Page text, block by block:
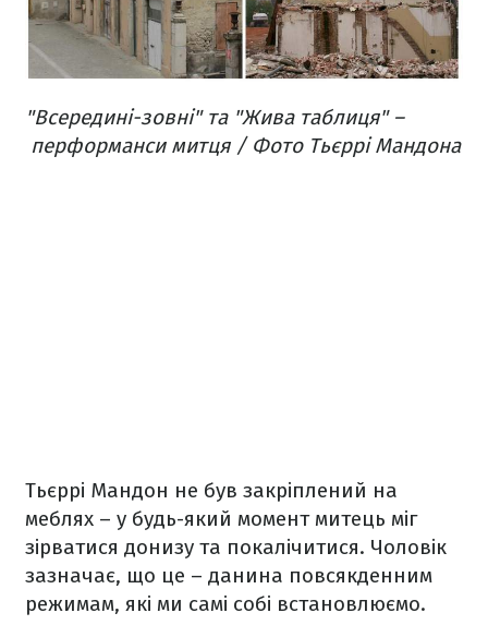
"Всередині-зовні" та "Жива таблиця" –
перформанси митця / Фото Тьєррі Мандона
Тьєррі Мандон не був закріплений на
меблях – у будь-який момент митець міг
зірватися донизу та покалічитися. Чоловік
зазначає, що це – данина повсякденним
режимам, які ми самі собі встановлюємо.